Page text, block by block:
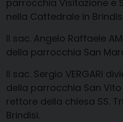
parrocchia Visitazione e
nella Cattedrale in
Il sac. Angelo Raffaele
della parrocchia San
Il sac. Sergio VERGARI
della parrocchia San
rettore della chiesa SS.
Brindisi.